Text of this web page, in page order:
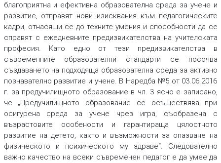
благоприятна и ефективна образователна среда за учене и
развитие, отправят нови изисквания към педагогическите
кадри, отнасящи се до техните умения и способности да се
справят с ежедневните предизвикателства на учителската
професия. Като едно от тези предизвикателства в
съвременните образователни стандарти се посочва
създаването на подходяща образователна среда за активно
познавателно развитие и учене. В Наредба №5 от 03.06.2016
г. за предучилищното образование в чл. 3 ясно е записано,
че „Предучилищното образование се осъществява при
осигурена среда за учене чрез игра, съобразена с
възрастовите особености и гарантираща цялостното
развитие на детето, както и възможности за опазване на
физическото и психическото му здраве“. Следователно
важно качество на всеки съвременен педагог е да умее да